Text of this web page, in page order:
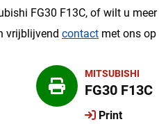
FG30 F13C, of wilt u meer
vrijblijvend contact met ons op
MITSUBISHI
FG30 F13C
Print